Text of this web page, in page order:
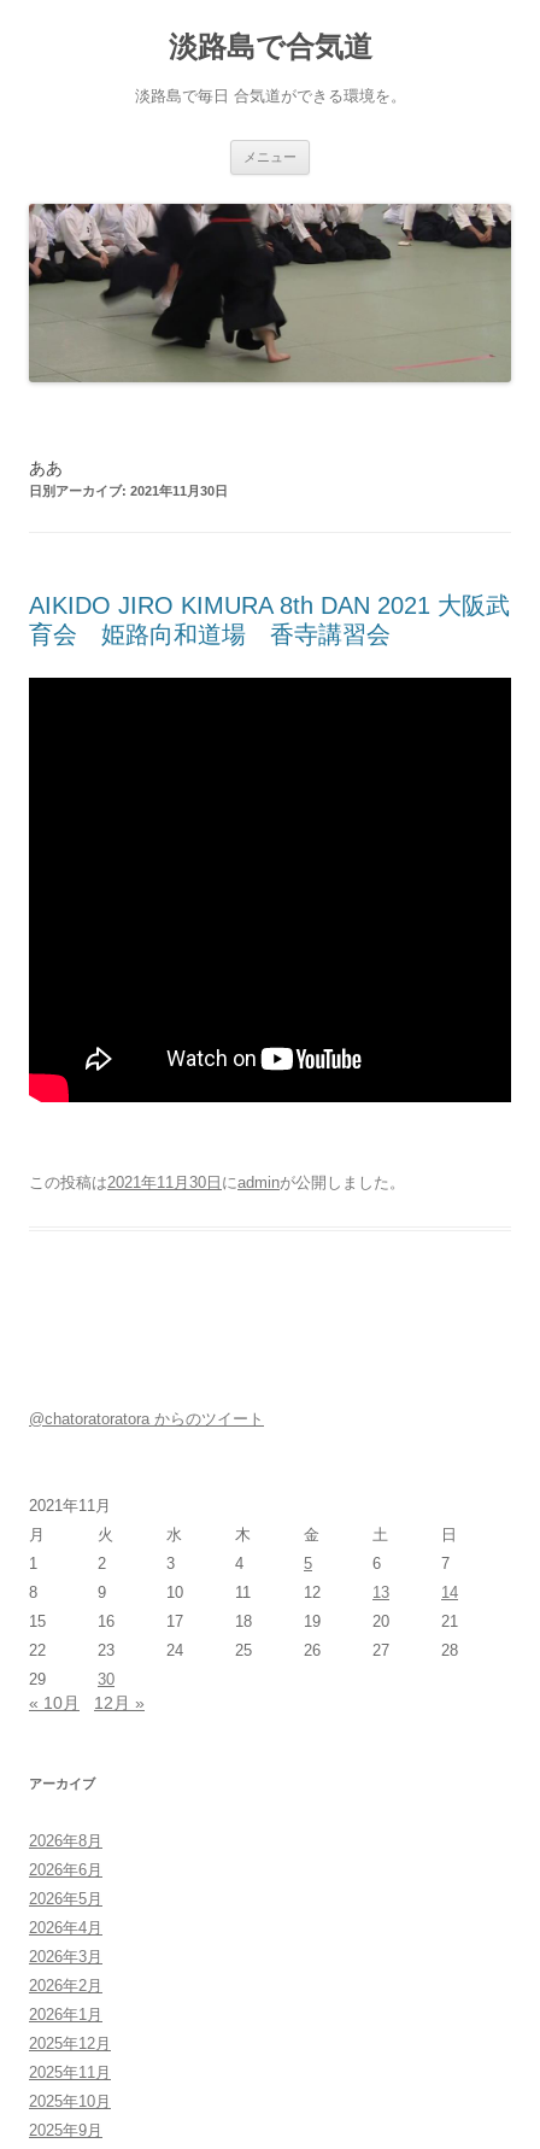
淡路島で合気道
淡路島で毎日 合気道ができる環境を。
メニュー
ああ
日別アーカイブ: 2021年11月30日
AIKIDO JIRO KIMURA 8th DAN 2021 大阪武
育会 姫路向和道場 香寺講習会
この投稿は2021年11月30日 にadminが公開しました 。
@chatoratoratora からのツイート
2021年11月
月
火 水 木 金 土
日
1
2 3 4 5 6
7
8
9 10 11 12 13
14
15
16 17 18 19 20
21
22
23 24 25 26 27
28
29
30
« 10月 12月 »
アーカイブ
2026年8月
2026年6月
2026年5月
2026年4月
2026年3月
2026年2月
2026年1月
2025年12月
2025年11月
2025年10月
2025年9月